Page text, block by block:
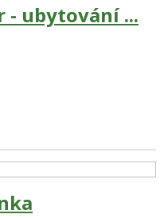
- ubytování ...